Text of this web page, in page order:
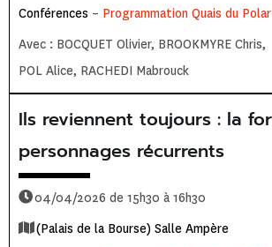
Conférences – Programmation Quais du Polar
Avec : BOCQUET Olivier, BROOKMYRE Chris,
POL Alice, RACHEDI Mabrouck
Ils reviennent toujours : la
personnages récurrents
04/04/2026 de 15h30 à 16h30
(Palais de la Bourse) Salle Ampère